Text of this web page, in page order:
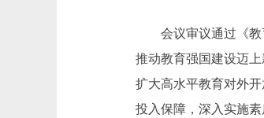
会议审议通过《教育
推动教育强国建设迈
扩大高水平教育对外
投入保障，深入实施